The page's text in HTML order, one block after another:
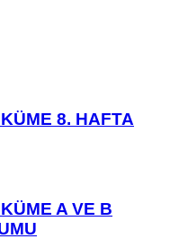
8. HAFTA
A VE B